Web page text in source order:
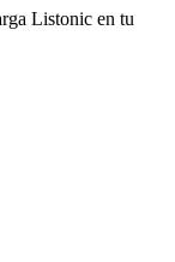
Listonic en tu